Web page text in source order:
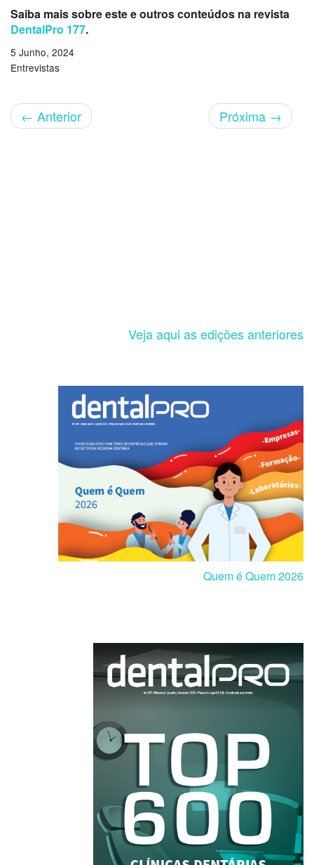
Saiba mais sobre este e outros conteúdos na revista
DentalPro 177.
5 Junho, 2024
Entrevistas
← Anterior Próxima →
Veja aqui as edições anteriores
Quem é Quem 2026